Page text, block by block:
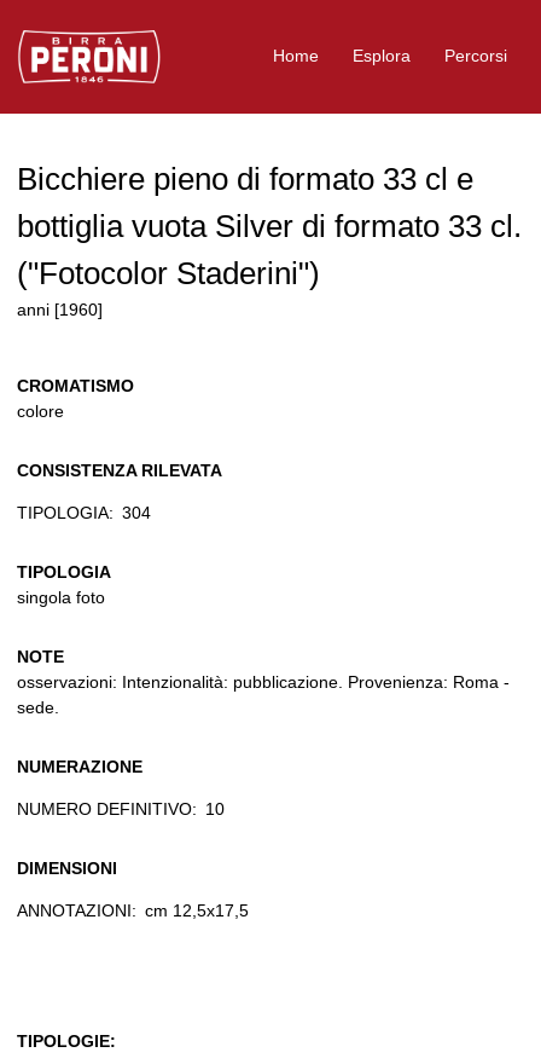
Logo Birra Peroni
Home Esplora Percorsi
Bicchiere pieno di formato 33 cl e
bottiglia vuota Silver di formato 33 cl.
("Fotocolor Staderini")
anni [1960]
CROMATISMO
colore
CONSISTENZA RILEVATA
TIPOLOGIA: 304
TIPOLOGIA
singola foto
NOTE
osservazioni: Intenzionalità: pubblicazione. Provenienza: Roma -
sede.
NUMERAZIONE
NUMERO DEFINITIVO: 10
DIMENSIONI
ANNOTAZIONI: cm 12,5x17,5
TIPOLOGIE: